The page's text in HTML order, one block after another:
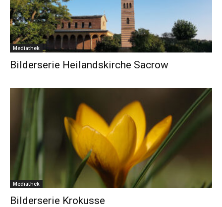
Mediathek
Bilderserie Heilandskirche Sacrow
Mediathek
Bilderserie Krokusse